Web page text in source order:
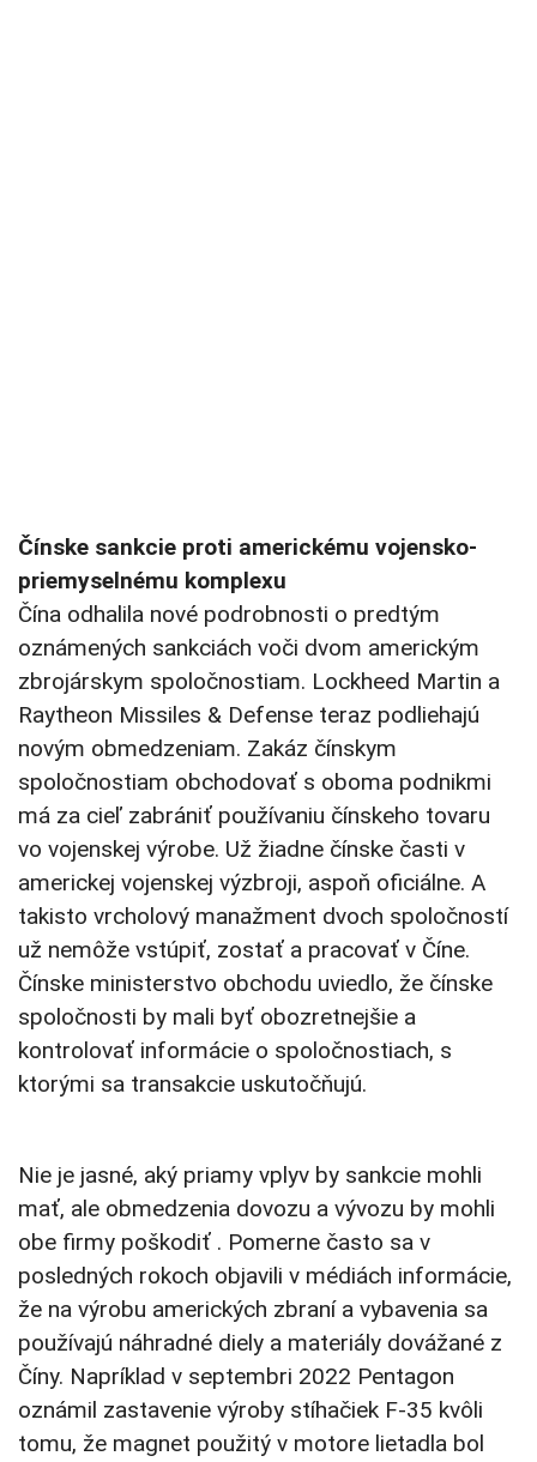
Čínske sankcie proti americkému vojensko-
priemyselnému komplexu
Čína odhalila nové podrobnosti o predtým
oznámených sankciách voči dvom americkým
zbrojárskym spoločnostiam. Lockheed Martin a
Raytheon Missiles & Defense teraz podliehajú
novým obmedzeniam. Zakáz čínskym
spoločnostiam obchodovať s oboma podnikmi
má za cieľ zabrániť používaniu čínskeho tovaru
vo vojenskej výrobe. Už žiadne čínske časti v
americkej vojenskej výzbroji, aspoň oficiálne. A
takisto vrcholový manažment dvoch spoločností
už nemôže vstúpiť, zostať a pracovať v Číne.
Čínske ministerstvo obchodu uviedlo, že čínske
spoločnosti by mali byť obozretnejšie a
kontrolovať informácie o spoločnostiach, s
ktorými sa transakcie uskutočňujú.
Nie je jasné, aký priamy vplyv by sankcie mohli
mať, ale obmedzenia dovozu a vývozu by mohli
obe firmy poškodiť . Pomerne často sa v
posledných rokoch objavili v médiách informácie,
že na výrobu amerických zbraní a vybavenia sa
používajú náhradné diely a materiály dovážané z
Číny. Napríklad v septembri 2022 Pentagon
oznámil zastavenie výroby stíhačiek F-35 kvôli
tomu, že magnet použitý v motore lietadla bol